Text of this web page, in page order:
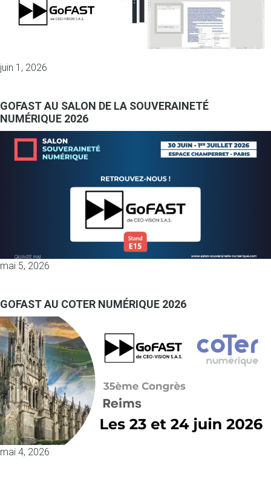
juin 1, 2026
GOFAST AU SALON DE LA SOUVERAINETÉ
NUMÉRIQUE 2026
mai 5, 2026
GOFAST AU COTER NUMÉRIQUE 2026
mai 4, 2026